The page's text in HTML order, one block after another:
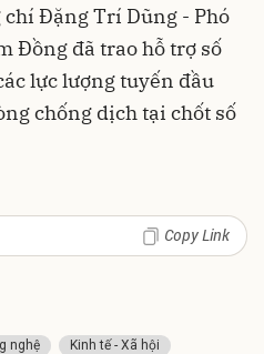
Đặng Trí Dũng - Phó
Đồng đã trao hỗ trợ số
lực lượng tuyến đầu
chống dịch tại chốt số
Copy Link
nghệ
Kinh tế - Xã hội